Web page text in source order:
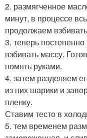
2. размягченное
минут, в процессе
продолжаем
3. теперь
взбивать массу.
помять руками.
4. затем разделяем
из них шарики и
пленку.
Ставим тесто в
5. тем временем